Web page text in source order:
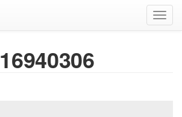
16940306